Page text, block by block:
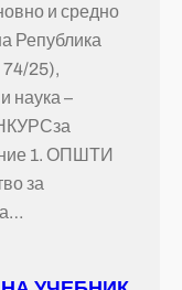
и средно
Република
74/25),
наука –
1. ОПШТИ
за